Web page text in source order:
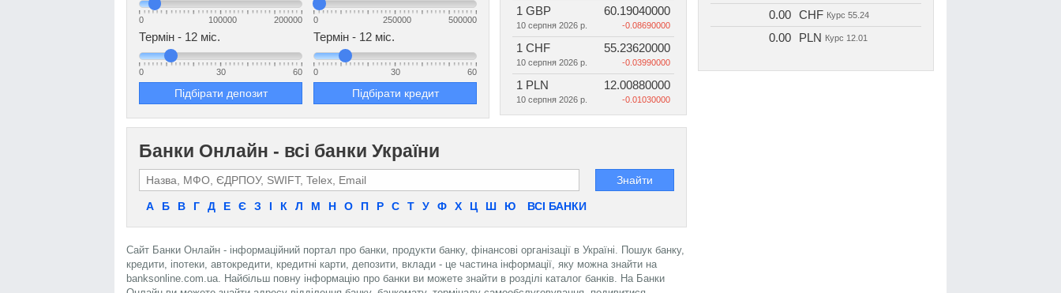
0 100000 200000
Термін - 12 міс.
0 30 60
Підбірати депозит
0 250000 500000
Термін - 12 міс.
0 30 60
Підбірати кредит
1 GBP
10 серпня 2026 р.
60.19040000
-0.08690000
1 CHF
10 серпня 2026 р.
55.23620000
-0.03990000
1 PLN
10 серпня 2026 р.
12.00880000
-0.01030000
Банки Онлайн - всі банки України
Знайти
А Б В Г Д Е Є З І К Л М Н О П Р С Т У Ф Х Ц Ш Ю ВСІ БАНКИ
Сайт Банки Онлайн - інформаційний портал про банки, продукти банку, фінансові організації в Україні. Пошук банку,
кредити, іпотеки, автокредити, кредитні карти, депозити, вклади - це частина інформації, яку можна знайти на
banksonline.com.ua. Найбільш повну інформацію про банки ви можете знайти в розділі каталог банків. На Банки
0.00 CHF Курс 55.24
0.00 PLN Курс 12.01